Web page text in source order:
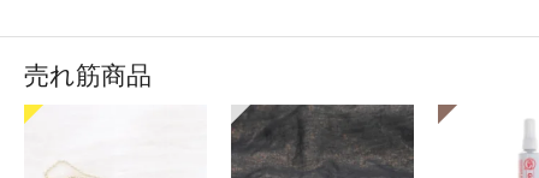
売れ筋商品